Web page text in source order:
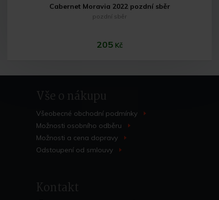
Cabernet Moravia 2022 pozdní sběr
pozdní sběr
205 Kč
Do košíku
Vše o nákupu
Všeobecné obchodní podmínky
Možnosti osobního odběru
Možnosti a cena dopravy
Odstoupení od smlouvy
Kontakt